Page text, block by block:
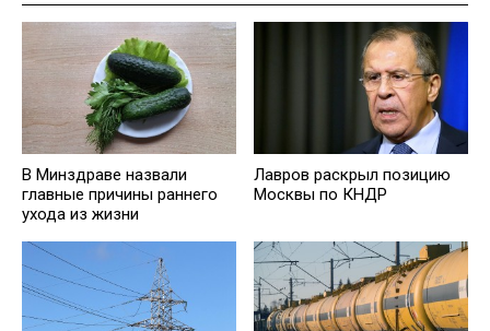
В Минздраве назвали
главные причины раннего
ухода из жизни
Лавров раскрыл позицию
Москвы по КНДР